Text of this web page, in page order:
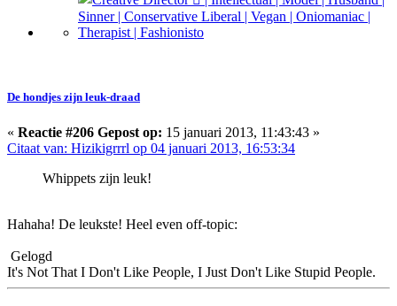
De hondjes zijn leuk-draad
« Reactie #206 Gepost op: 15 januari 2013, 11:43:43 »
Citaat van: Hizikigrrrl op 04 januari 2013, 16:53:34
Whippets zijn leuk!
Hahaha! De leukste! Heel even off-topic:
Gelogd
It's Not That I Don't Like People, I Just Don't Like Stupid People.